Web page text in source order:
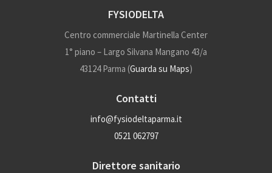
FYSIODELTA
Centro commerciale Martinella Center
1° piano – Largo Silvana Mangano 43/a
43124 Parma (Guarda su Maps)
Contatti
info@fysiodeltaparma.it
0521 062797
Direttore sanitario